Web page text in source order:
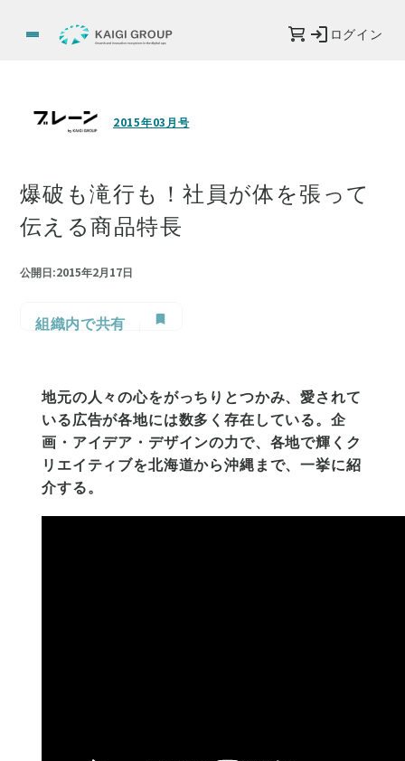
ログイン
2015年03月号
爆破も滝行も！社員が体を張って
伝える商品特長
公開日:2015年2月17日
組織内で共有
地元の人々の心をがっちりとつかみ、愛されて
いる広告が各地には数多く存在している。企
画・アイデア・デザインの力で、各地で輝くク
リエイティブを北海道から沖縄まで、一挙に紹
介する。